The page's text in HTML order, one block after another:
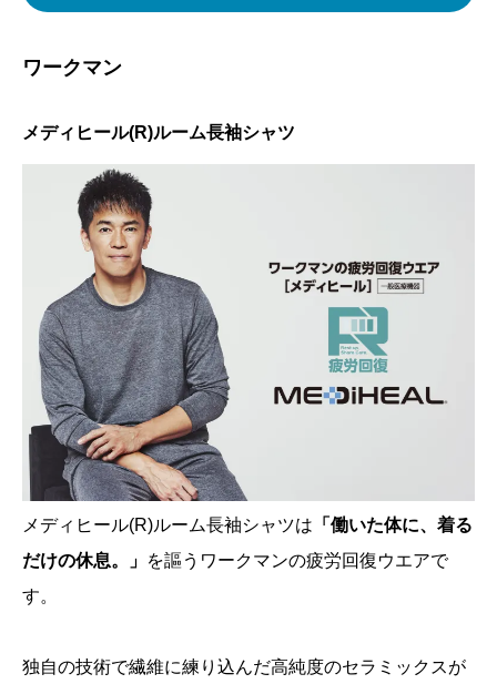
ワークマン
メディヒール(R)ルーム長袖シャツ
メディヒール(R)ルーム長袖シャツは 「働いた体に、着る
だけの休息。」 を謳うワークマンの疲労回復ウエアで
す。
独自の技術で繊維に練り込んだ高純度のセラミックスが